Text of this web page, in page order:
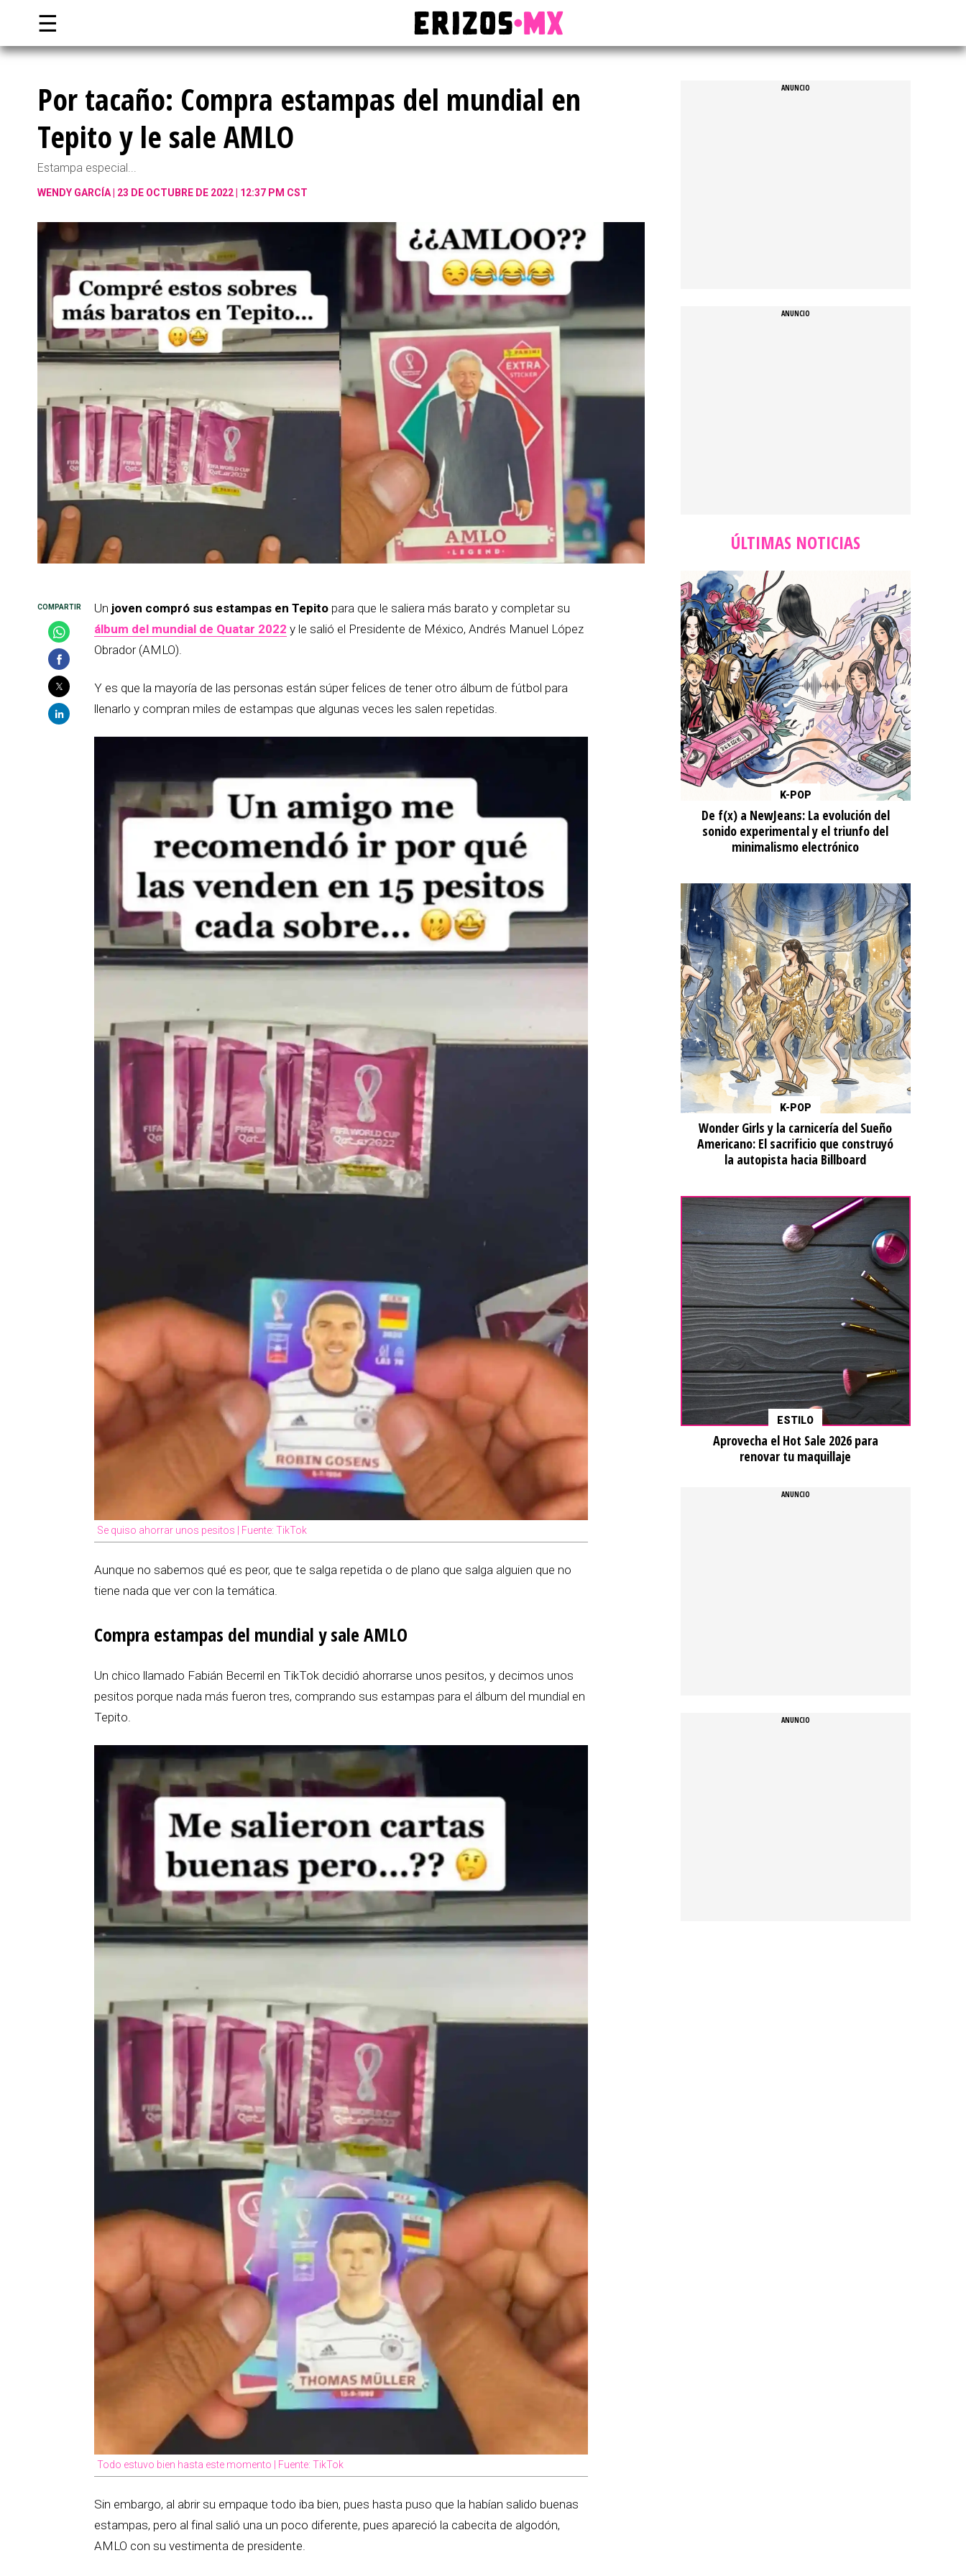
☰
Por tacaño: Compra estampas del mundial en
Tepito y le sale AMLO
Estampa especial...
WENDY GARCÍA 23 DE OCTUBRE DE 2022 | 12:37 PM CST
Un joven compró sus estampas en Tepito para que le saliera más barato y completar su
álbum del mundial de Quatar 2022 y le salió el Presidente de México, Andrés Manuel López
Obrador (AMLO).
Y es que la mayoría de las personas están súper felices de tener otro álbum de fútbol para
llenarlo y compran miles de estampas que algunas veces les salen repetidas.
Se quiso ahorrar unos pesitos | Fuente: TikTok
Aunque no sabemos qué es peor, que te salga repetida o de plano que salga alguien que no
tiene nada que ver con la temática.
Compra estampas del mundial y sale AMLO
Un chico llamado Fabián Becerril en TikTok decidió ahorrarse unos pesitos, y decimos unos
pesitos porque nada más fueron tres, comprando sus estampas para el álbum del mundial en
Tepito.
Todo estuvo bien hasta este momento | Fuente: TikTok
Sin embargo, al abrir su empaque todo iba bien, pues hasta puso que la habían salido buenas
estampas, pero al final salió una un poco diferente, pues apareció la cabecita de algodón,
AMLO con su vestimenta de presidente.
ÚLTIMAS NOTICIAS
K-POP
De f(x) a NewJeans: La evolución del
sonido experimental y el triunfo del
minimalismo electrónico
K-POP
Wonder Girls y la carnicería del Sueño
Americano: El sacrificio que construyó
la autopista hacia Billboard
ESTILO
Aprovecha el Hot Sale 2026 para
renovar tu maquillaje